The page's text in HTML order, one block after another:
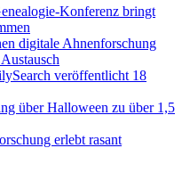
Konferenz bringt
digitale Ahnenforschung
veröffentlicht 18
über Halloween zu über 1,5
erlebt rasant